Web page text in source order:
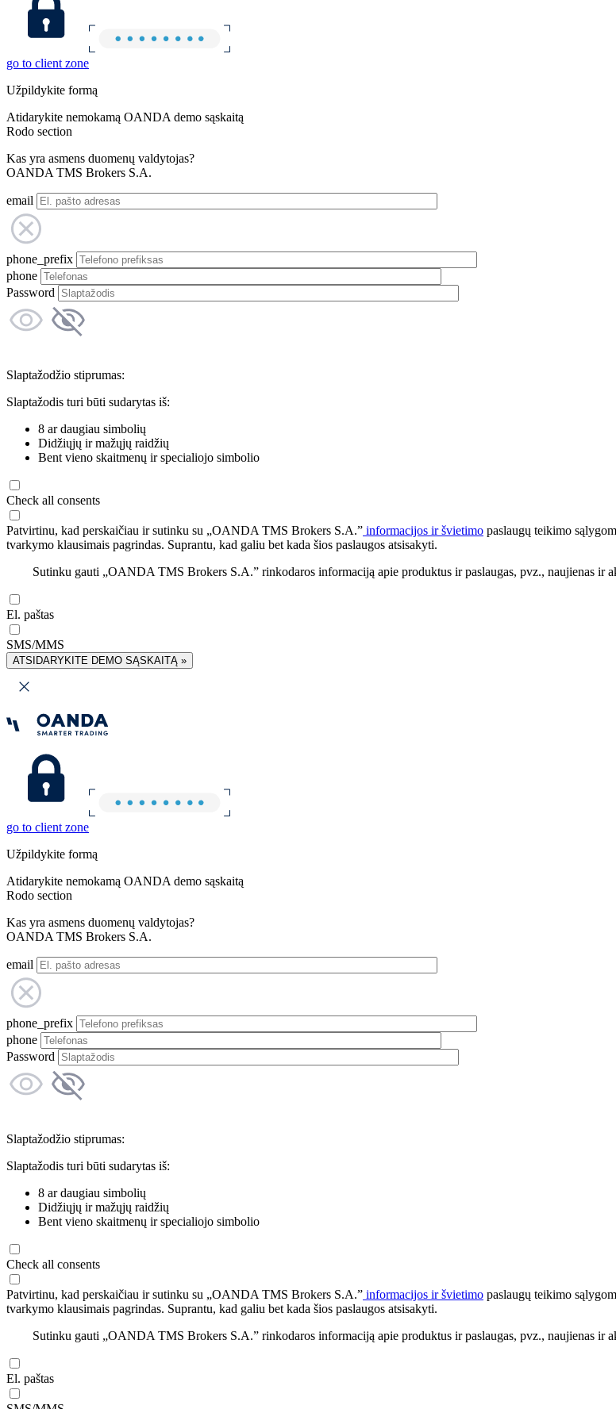
go to client zone
Užpildykite formą
Atidarykite nemokamą OANDA demo sąskaitą
Rodo section
Kas yra asmens duomenų valdytojas?
OANDA TMS Brokers S.A.
email
phone_prefix
phone
Password
Slaptažodžio stiprumas:
Slaptažodis turi būti sudarytas iš:
8 ar daugiau simbolių
Didžiųjų ir mažųjų raidžių
Bent vieno skaitmenų ir specialiojo simbolio
Check all consents
Patvirtinu, kad perskaičiau ir sutinku su „OANDA TMS Brokers S.A.” informacijos ir švietimo paslaugų teikimo
tvarkymo klausimais pagrindas. Suprantu, kad galiu bet kada šios paslaugos atsisakyti.
Sutinku gauti „OANDA TMS Brokers S.A.” rinkodaros informaciją apie produktus ir paslaugas, pvz., naujienas ir
El. paštas
SMS/MMS
ATSIDARYKITE DEMO SĄSKAITĄ »
go to client zone
Užpildykite formą
Atidarykite nemokamą OANDA demo sąskaitą
Rodo section
Kas yra asmens duomenų valdytojas?
OANDA TMS Brokers S.A.
email
phone_prefix
phone
Password
Slaptažodžio stiprumas:
Slaptažodis turi būti sudarytas iš:
8 ar daugiau simbolių
Didžiųjų ir mažųjų raidžių
Bent vieno skaitmenų ir specialiojo simbolio
Check all consents
Patvirtinu, kad perskaičiau ir sutinku su „OANDA TMS Brokers S.A.” informacijos ir švietimo paslaugų teikimo
tvarkymo klausimais pagrindas. Suprantu, kad galiu bet kada šios paslaugos atsisakyti.
Sutinku gauti „OANDA TMS Brokers S.A.” rinkodaros informaciją apie produktus ir paslaugas, pvz., naujienas ir
El. paštas